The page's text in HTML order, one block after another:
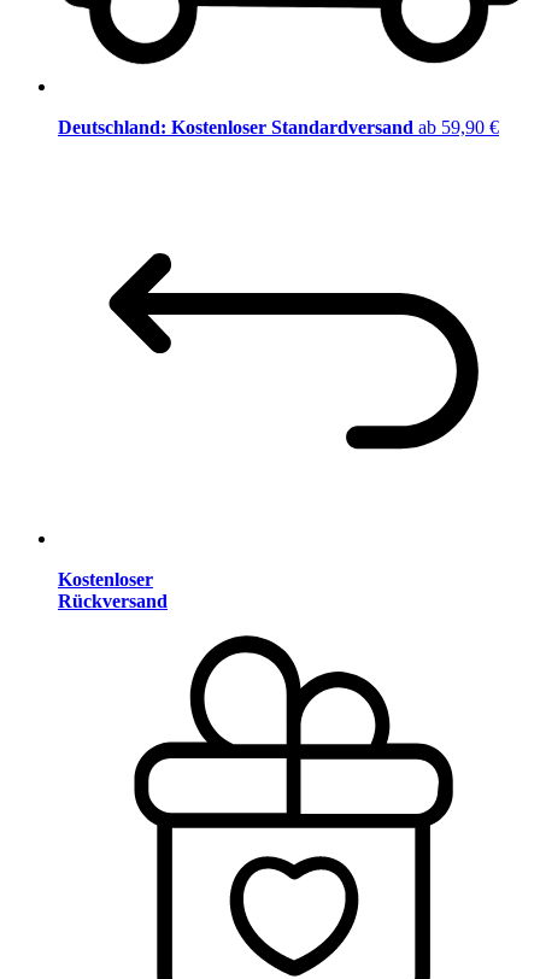
Deutschland: Kostenloser Standardversand ab 59,90 €
Kostenloser
Rückversand